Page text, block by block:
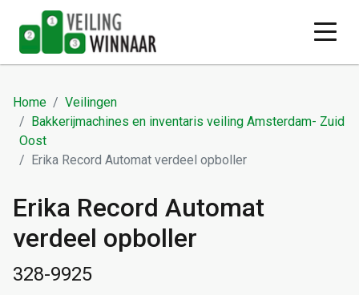
Home
Veilingen
Bakkerijmachines en inventaris veiling Amsterdam- Zuid
Oost
Erika Record Automat verdeel opboller
Erika Record Automat
verdeel opboller
328-9925